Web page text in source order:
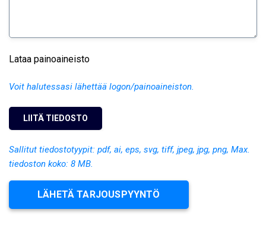
Lataa painoaineisto
Voit halutessasi lähettää logon/painoaineiston.
Sallitut tiedostotyypit: pdf, ai, eps, svg, tiff, jpeg, jpg, png, Max.
tiedoston koko: 8 MB.
LÄHETÄ TARJOUSPYYNTÖ